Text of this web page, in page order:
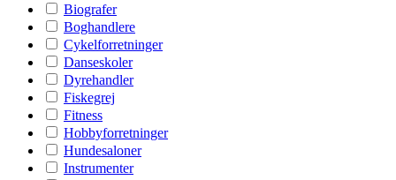
Biografer
Boghandlere
Cykelforretninger
Danseskoler
Dyrehandler
Fiskegrej
Fitness
Hobbyforretninger
Hundesaloner
Instrumenter